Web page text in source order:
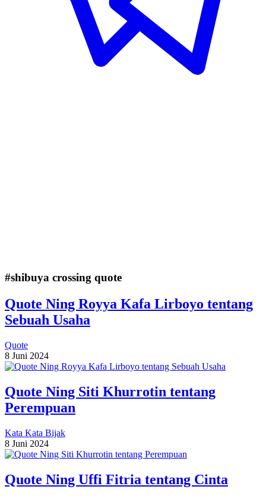
#shibuya crossing quote
Quote Ning Royya Kafa Lirboyo tentang
Sebuah Usaha
Quote
8 Juni 2024
Quote Ning Siti Khurrotin tentang
Perempuan
Kata Kata Bijak
8 Juni 2024
Quote Ning Uffi Fitria tentang Cinta